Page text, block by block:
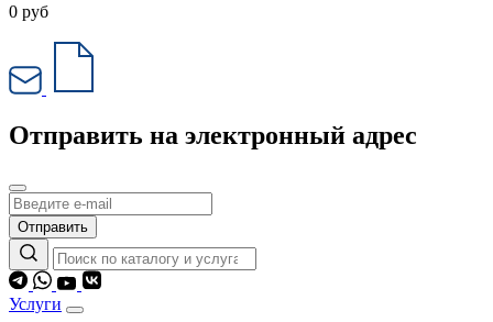
0 руб
Отправить на электронный адрес
Отправить
Услуги